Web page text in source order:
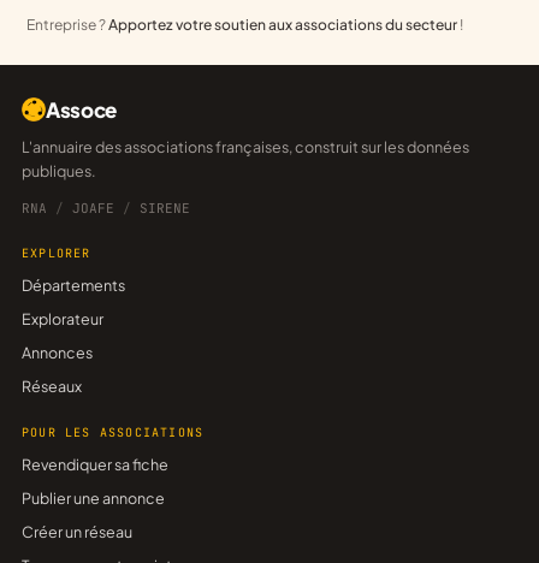
Entreprise ?Apportez votre soutien aux associations du secteur !
Assoce
L'annuaire des associations françaises, construit sur les données
publiques.
RNA / JOAFE / SIRENE
EXPLORER
Départements
Explorateur
Annonces
Réseaux
POUR LES ASSOCIATIONS
Revendiquer sa fiche
Publier une annonce
Créer un réseau